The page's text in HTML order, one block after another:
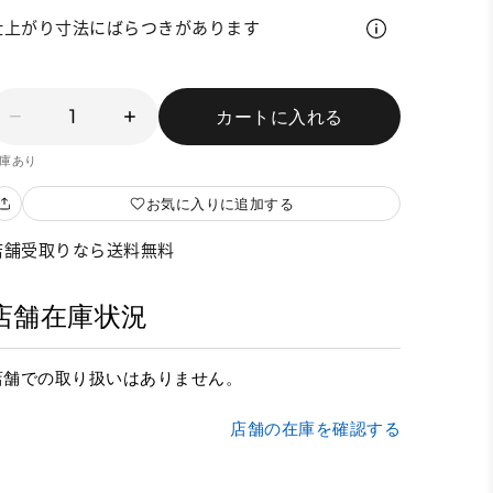
上がり寸法にばらつきがあります
1 カートに入れる
あり
お気に入りに追加する
舗受取りなら送料無料
舗在庫状況
での取り扱いはありません。
店舗の在庫を確認する